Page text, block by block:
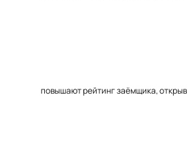
повышают рейтинг заёмщика,